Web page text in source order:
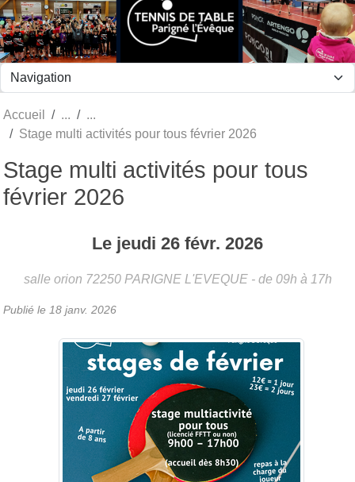
Accueil
Stage multi activités pour tous février 2026
Stage multi activités pour tous
février 2026
Le jeudi 26 févr. 2026
salle orion 72250 PARIGNE L'EVEQUE - de 09h à 17h
Publié le 18 janv. 2026
Panneau de gestion des cookies